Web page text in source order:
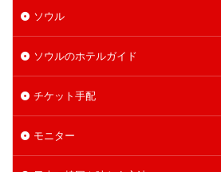
ソウル
ソウルのホテルガイド
チケット手配
モニター